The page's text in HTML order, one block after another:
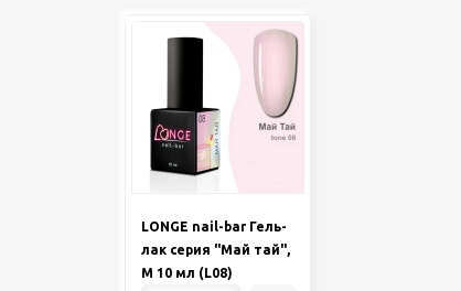
LONGE nail-bar Гель-
лак серия "Май тай",
М 10 мл (L08)